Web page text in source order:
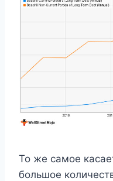
То же самое
большое